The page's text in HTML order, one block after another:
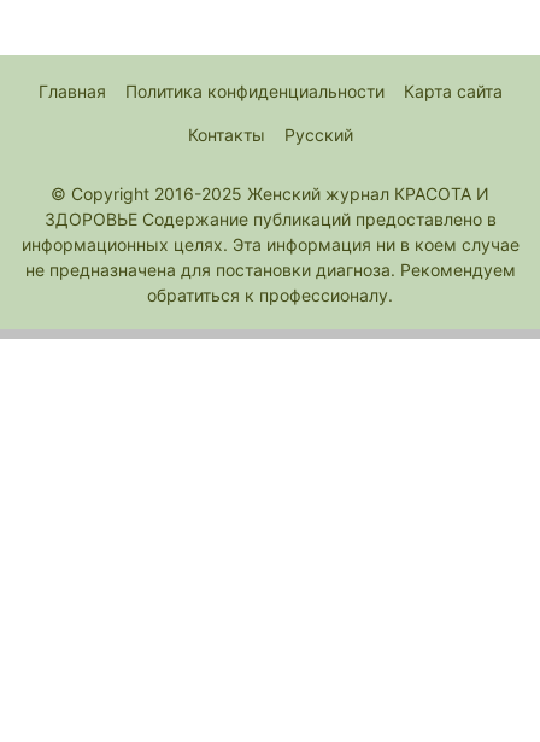
Главная Политика конфиденциальности Карта сайта
Контакты Русский
© Copyright 2016-2025 Женский журнал КРАСОТА И
ЗДОРОВЬЕ Содержание публикаций предоставлено в
информационных целях. Эта информация ни в коем случае
не предназначена для постановки диагноза. Рекомендуем
обратиться к профессионалу.